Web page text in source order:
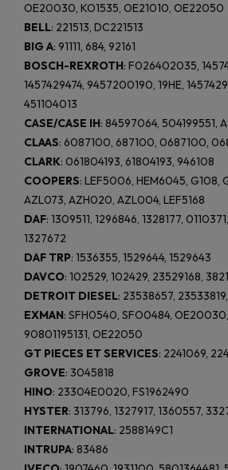
OE20030, KO1535, OE21010, OE22050
BELL: 221513, DC221513
BIG A: 91111, 684, 92161
BOSCH-REXROTH: F026402035,
1457429474, 9457200190, 19HE,
451104013
CASE/CASE IH: 84597064, 504199551,
CLAAS: 6087100, 687100, 0687100,
CLARK: 061804193, 61804193, 946108
COOPERS: LEF5006, HEM6045, G108,
AZL073, AZH020, AZL004, LEF5168
DAF: 1309511, 1296846, 1328177,
1327672
DAF TRP: 1536355, 1529644, 1529643
DAVCO: 102529, 102429, 23529168,
DETROIT DIESEL: 23538657,
EXMAN: SFH0540, SFO0484,
90801195131, OE22050
GT PIECES ET SERVICES: 2241069,
GROVE: 3045818
HINO: 23304E0020, FS1962490
HYSTER: 313796, 1327917, 1360557,
INTERNATIONAL: 2588149C1
INTRUPA: 83486